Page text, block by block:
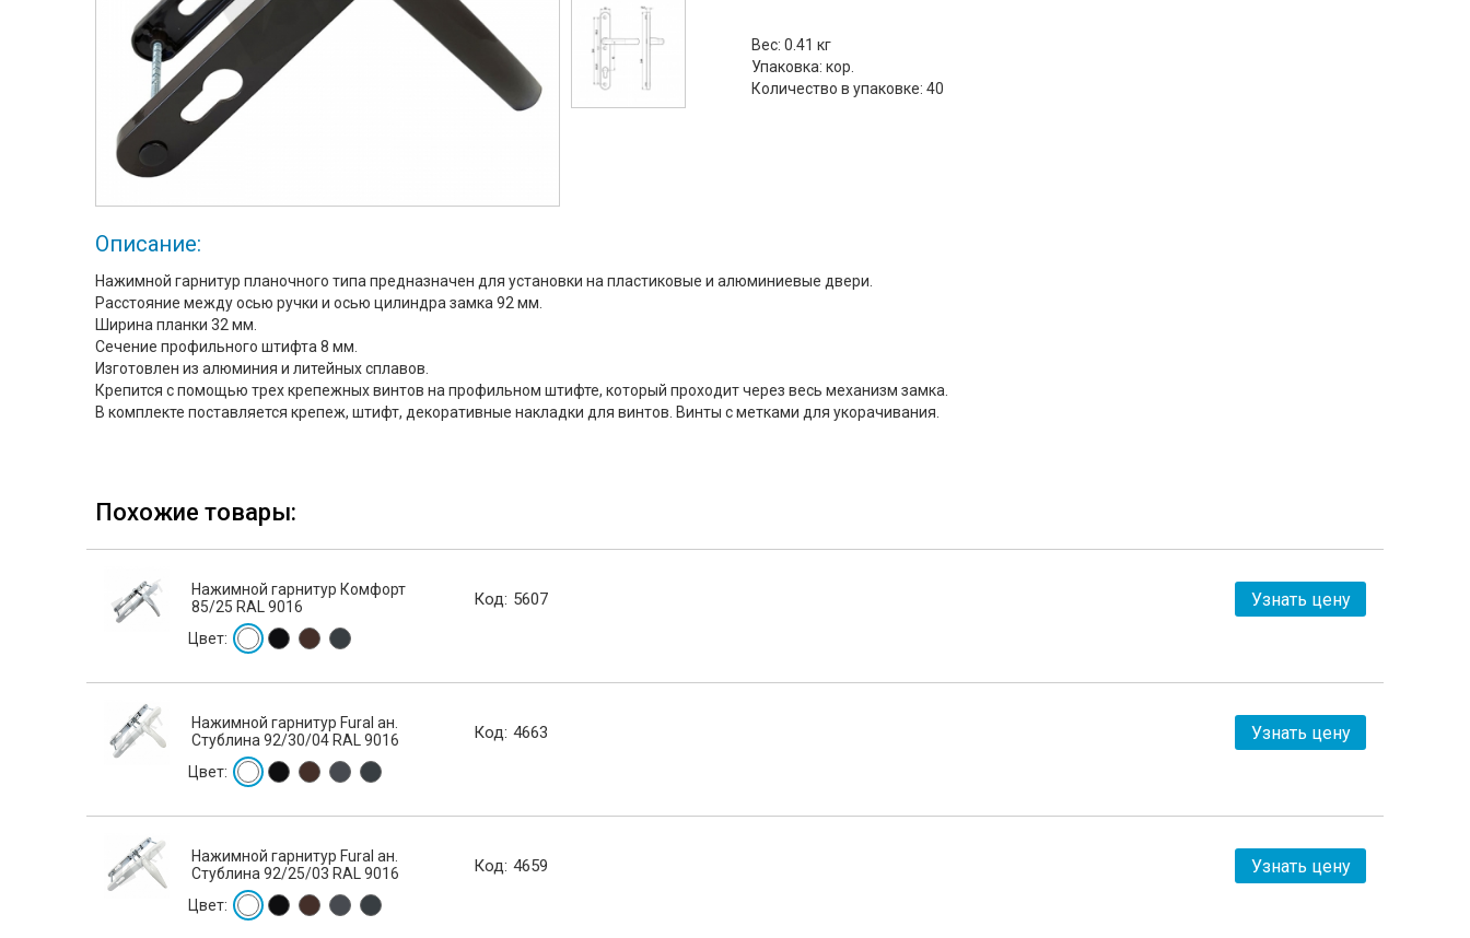
Вес: 0.41 кг
Упаковка: кор.
Количество в упаковке: 40
Описание:
Нажимной гарнитур планочного типа предназначен для установки на пластиковые и алюминиевые двери.
Расстояние между осью ручки и осью цилиндра замка 92 мм.
Ширина планки 32 мм.
Сечение профильного штифта 8 мм.
Изготовлен из алюминия и литейных сплавов.
Крепится с помощью трех крепежных винтов на профильном штифте, который проходит через весь механизм замка.
В комплекте поставляется крепеж, штифт, декоративные накладки для винтов. Винты с метками для укорачивания.
Похожие товары:
Нажимной гарнитур Комфорт
85/25 RAL 9016
Цвет:
Код: 5607 Узнать цену
Нажимной гарнитур Fural ан.
Стублина 92/30/04 RAL 9016
Цвет:
Код: 4663 Узнать цену
Нажимной гарнитур Fural ан.
Стублина 92/25/03 RAL 9016
Цвет:
Код: 4659 Узнать цену